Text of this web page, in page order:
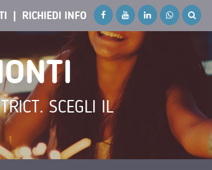
RICHIEDI INFO
SCEGLI IL